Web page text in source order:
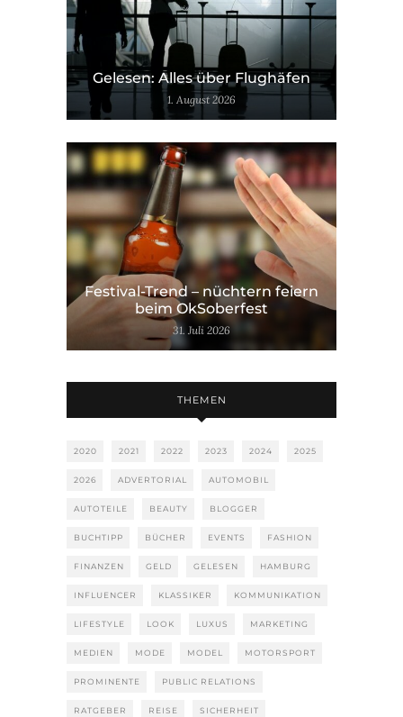
Gelesen: Alles über Flughäfen
1. August 2026
Festival-Trend – nüchtern feiern
beim OkSoberfest
31. Juli 2026
THEMEN
2020 2021 2022 2023 2024 2025
2026 ADVERTORIAL AUTOMOBIL
AUTOTEILE BEAUTY BLOGGER
BUCHTIPP BÜCHER EVENTS FASHION
FINANZEN GELD GELESEN HAMBURG
INFLUENCER KLASSIKER KOMMUNIKATION
LIFESTYLE LOOK LUXUS MARKETING
MEDIEN MODE MODEL MOTORSPORT
PROMINENTE PUBLIC RELATIONS
RATGEBER REISE SICHERHEIT